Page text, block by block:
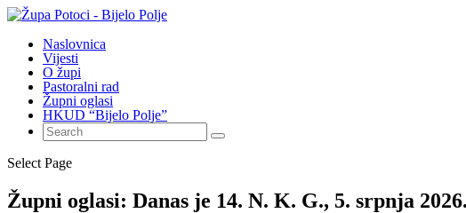
Naslovnica
Vijesti
O župi
Pastoralni rad
Župni oglasi
HKUD “Bijelo Polje”
Select Page
Župni oglasi: Danas je 14. N. K. G., 5. srpnja